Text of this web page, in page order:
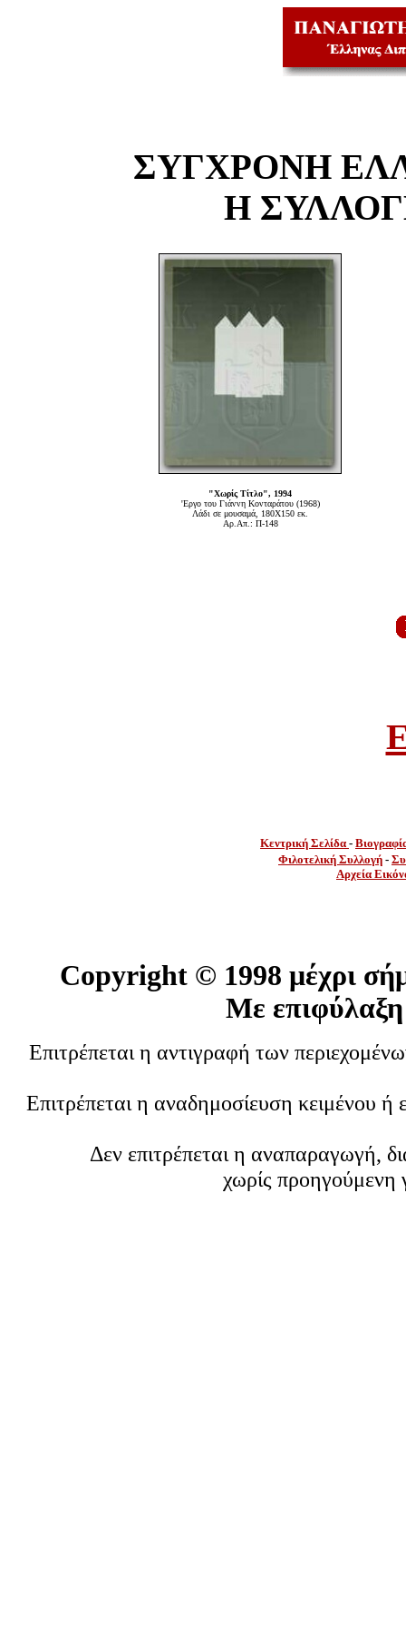
ΣΥΓΧΡΟΝΗ
Η
"Χωρίς Τίτλο", 1994
'Εργο του Γιάννη Κονταράτου (1968)
Λάδι σε μουσαμά, 180Χ150 εκ.
Αρ.Απ.: Π-148
Κεντρική Σελίδα -
Φιλοτελική Συλλογή -
Αρχεία
Copyright © 1998 μέχρι
Με επιφύλαξη
Επιτρέπεται η αντιγραφή των
Επιτρέπεται η αναδημοσίευση κειμένου
Δεν επιτρέπεται η αναπαραγωγή,
χωρίς προηγούμενη